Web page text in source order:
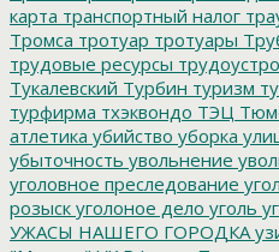
карта транспортный налог
Тромса тротуар тротуары
трудовые ресурсы
Тукалевский Турбин туризм
турфирма тхэквондо ТЭЦ
атлетика убийство уборка
убыточность увольнение
уголовное преследование
розыск уголоное дело уголь
УЖАСЫ НАШЕГО ГОРОДКА